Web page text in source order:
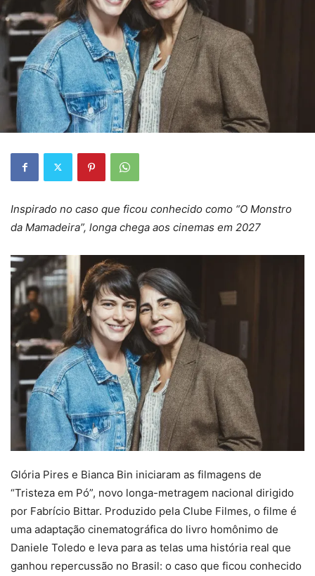
Inspirado no caso que ficou conhecido como “O Monstro
da Mamadeira”, longa chega aos cinemas em 2027
Glória Pires e Bianca Bin iniciaram as filmagens de
“Tristeza em Pó”, novo longa-metragem nacional dirigido
por Fabrício Bittar. Produzido pela Clube Filmes, o filme é
uma adaptação cinematográfica do livro homônimo de
Daniele Toledo e leva para as telas uma história real que
ganhou repercussão no Brasil: o caso que ficou conhecido